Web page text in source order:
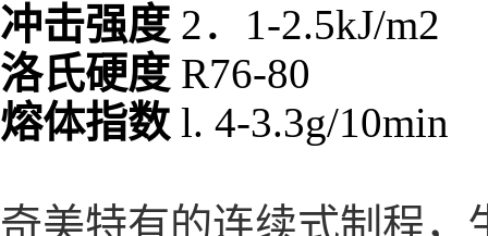
冲击强度 2．1-2.5kJ/m2
洛氏硬度 R76-80
熔体指数 l. 4-3.3g/10min
奇美特有的连续式制程，